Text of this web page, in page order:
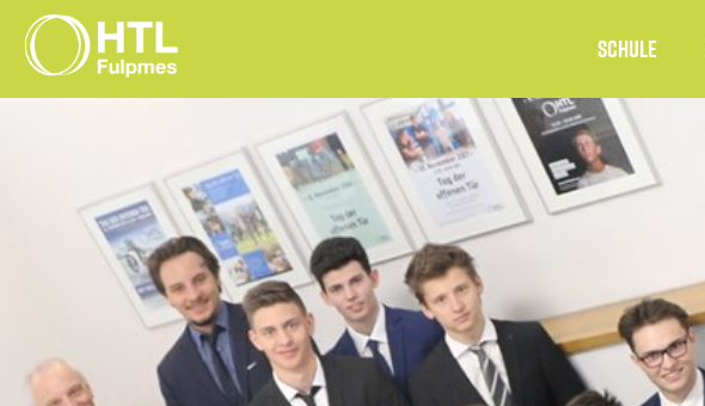
Schule